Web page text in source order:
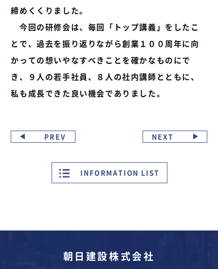
締めくくりました。
今回の研修会は、毎回「トップ講義」をしたこ
とで、過去を振り返りながら創業１００周年に向
かっての想いやなすべきことを確かなものにで
き、９人の若手社員、８人の社内講師とともに、
私も成長できた良い機会でありました。
PREV
INFORMATION LIST
NEXT
朝日建設株式会社